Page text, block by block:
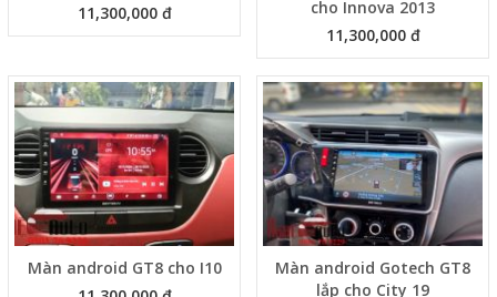
11,300,000 đ
cho Innova 2013
11,300,000 đ
Màn android GT8 cho I10
Màn android Gotech GT8
lắp cho City 19